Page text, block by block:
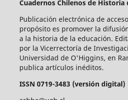
Cuadernos Chilenos de Historia
Publicación electrónica de
propósito es promover la
a la historia de la educación.
por la Vicerrectoría de
Universidad de O'Higgins, en
publica artículos inéditos.
ISSN 0719-3483 (versión digital)